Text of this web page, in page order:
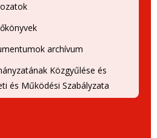
archívum
Közgyűlése és
és Működési Szabályzata